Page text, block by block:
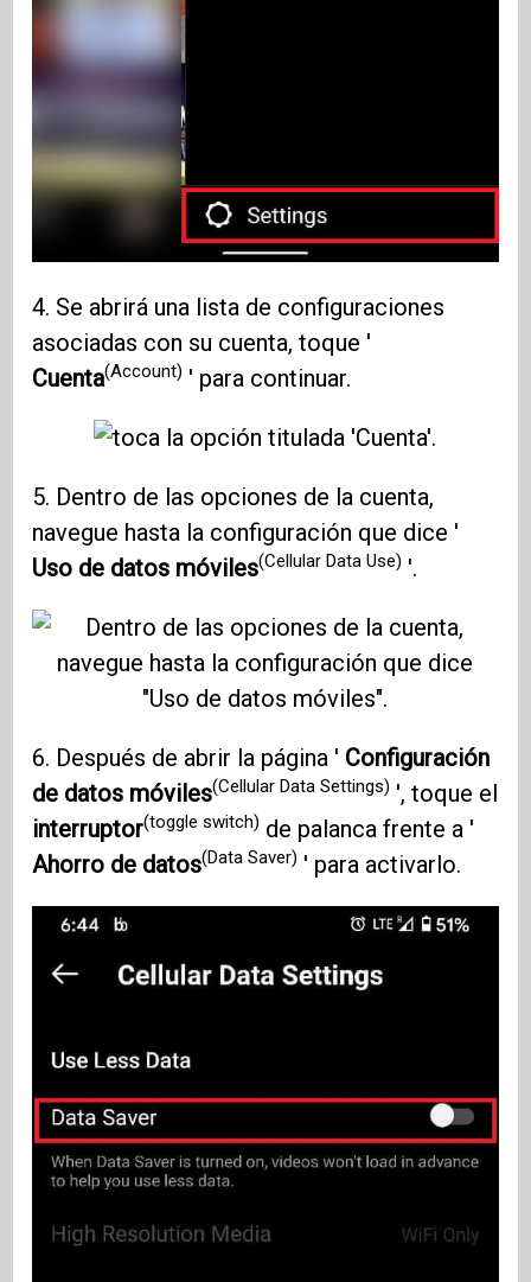
4. Se abrirá una lista de configuraciones
asociadas con su cuenta, toque '
Cuenta(Account) ' para continuar.
5. Dentro de las opciones de la cuenta,
navegue hasta la configuración que dice '
Uso de datos móviles(Cellular Data Use) '.
6. Después de abrir la página ' Configuración
de datos móviles(Cellular Data Settings) ', toque el
interruptor(toggle switch) de palanca frente a '
Ahorro de datos(Data Saver) ' para activarlo.